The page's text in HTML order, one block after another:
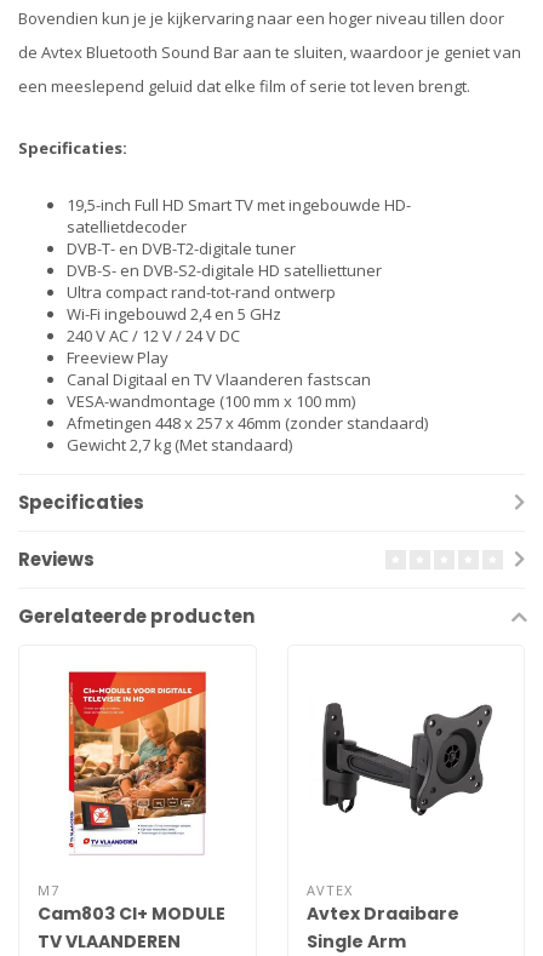
Bovendien kun je je kijkervaring naar een hoger niveau tillen door
de Avtex Bluetooth Sound Bar aan te sluiten, waardoor je geniet van
een meeslepend geluid dat elke film of serie tot leven brengt.
Specificaties:
19,5-inch Full HD Smart TV met ingebouwde HD-
satellietdecoder
DVB-T- en DVB-T2-digitale tuner
DVB-S- en DVB-S2-digitale HD satelliettuner
Ultra compact rand-tot-rand ontwerp
Wi-Fi ingebouwd 2,4 en 5 GHz
240 V AC / 12 V / 24 V DC
Freeview Play
Canal Digitaal en TV Vlaanderen fastscan
VESA-wandmontage (100 mm x 100 mm)
Afmetingen 448 x 257 x 46mm (zonder standaard)
Gewicht 2,7 kg (Met standaard)
Specificaties
Reviews
Gerelateerde producten
M7
Cam803 CI+ MODULE
TV VLAANDEREN
AVTEX
Avtex Draaibare
Single Arm